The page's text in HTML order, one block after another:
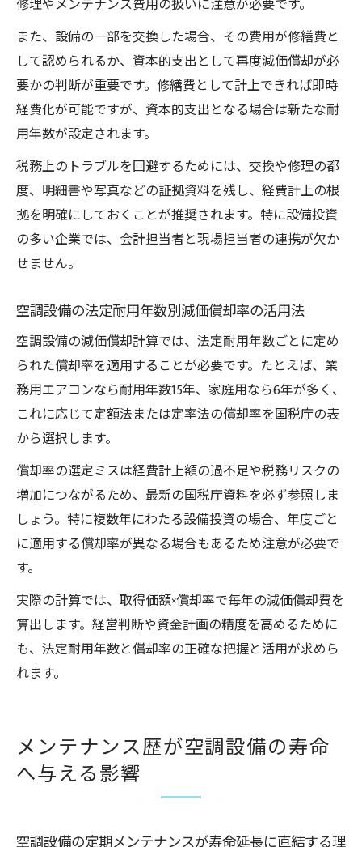
修理やメンテナンス費用の扱いに注意が必要です。
また、設備の一部を交換した場合、その費用が修繕費と
して認められるか、資本的支出として再度減価償却が必
要かの判断が重要です。修繕費として計上できれば即時
経費化が可能ですが、資本的支出となる場合は新たな耐
用年数が設定されます。
税務上のトラブルを回避するためには、交換や修理の都
度、明細書や写真などの証拠資料を残し、経費計上の根
拠を明確にしておくことが推奨されます。特に設備投資
の多い企業では、会計担当者と現場担当者の連携が欠か
せません。
空調設備の法定耐用年数別減価償却率の活用法
空調設備の減価償却計算では、法定耐用年数ごとに定め
られた償却率を適用することが必要です。たとえば、業
務用エアコンなら耐用年数15年、家庭用なら6年が多く、
これに応じて定額法または定率法の償却率を国税庁の表
から選択します。
償却率の選定ミスは経費計上額の過不足や税務リスクの
増加につながるため、最新の国税庁資料を必ず参照しま
しょう。特に複数年にわたる設備投資の場合、年度ごと
に適用する償却率が異なる場合もあるため注意が必要で
す。
実際の計算では、取得価額×償却率で毎年の減価償却費を
算出します。経営判断や資金計画の精度を高めるために
も、法定耐用年数と償却率の正確な把握と活用が求めら
れます。
メンテナンス歴が空調設備の寿命
へ与える影響
空調設備の定期メンテナンスが寿命延長に直結する理